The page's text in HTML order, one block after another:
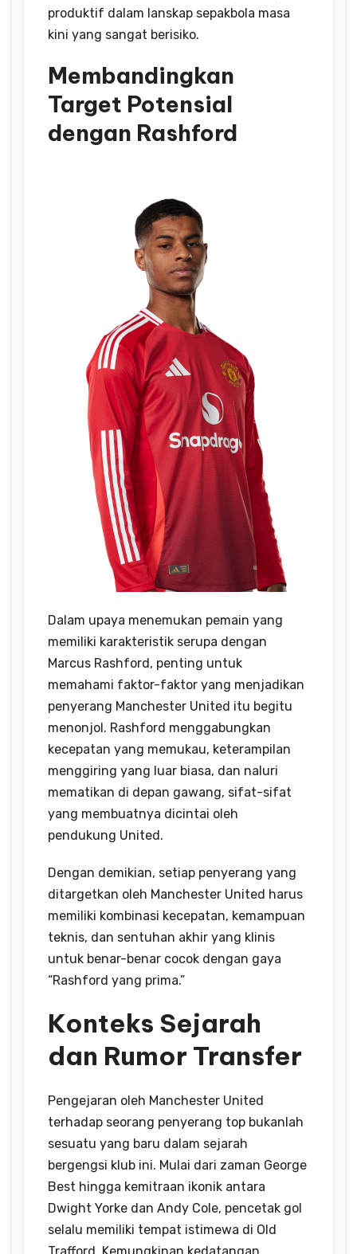
produktif dalam lanskap sepakbola masa
kini yang sangat berisiko.
Membandingkan
Target Potensial
dengan Rashford
Dalam upaya menemukan pemain yang
memiliki karakteristik serupa dengan
Marcus Rashford, penting untuk
memahami faktor-faktor yang menjadikan
penyerang Manchester United itu begitu
menonjol. Rashford menggabungkan
kecepatan yang memukau, keterampilan
menggiring yang luar biasa, dan naluri
mematikan di depan gawang, sifat-sifat
yang membuatnya dicintai oleh
pendukung United.
Dengan demikian, setiap penyerang yang
ditargetkan oleh Manchester United harus
memiliki kombinasi kecepatan, kemampuan
teknis, dan sentuhan akhir yang klinis
untuk benar-benar cocok dengan gaya
“Rashford yang prima.”
Konteks Sejarah
dan Rumor Transfer
Pengejaran oleh Manchester United
terhadap seorang penyerang top bukanlah
sesuatu yang baru dalam sejarah
bergengsi klub ini. Mulai dari zaman George
Best hingga kemitraan ikonik antara
Dwight Yorke dan Andy Cole, pencetak gol
selalu memiliki tempat istimewa di Old